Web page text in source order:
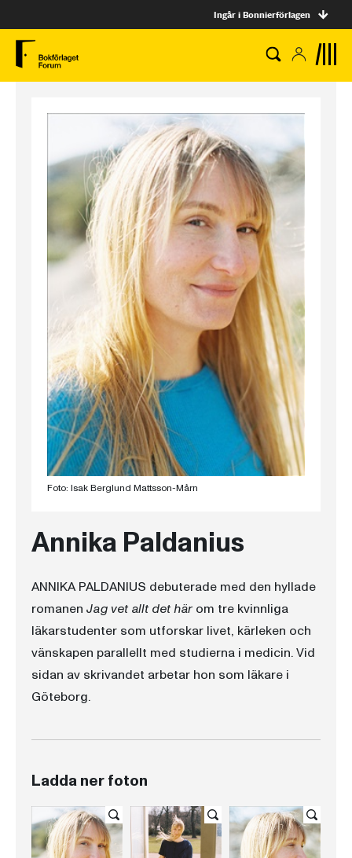
Ingår i Bonnierförlagen
Foto: Isak Berglund Mattsson-Mårn
Annika Paldanius
ANNIKA PALDANIUS debuterade med den hyllade
romanen Jag vet allt det här om tre kvinnliga
läkarstudenter som utforskar livet, kärleken och
vänskapen parallellt med studierna i medicin. Vid
sidan av skrivandet arbetar hon som läkare i
Göteborg.
Ladda ner foton